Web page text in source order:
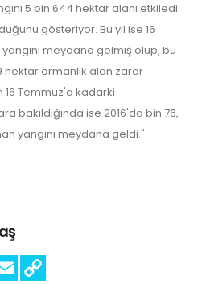
5 bin 644 hektar alanı etkiledi.
gösteriyor. Bu yıl ise 16
meydana gelmiş olup, bu
hektar ormanlık alan zarar
16 Temmuz'a kadarki
bakıldığında ise 2016'da bin 76,
yangını meydana geldi."